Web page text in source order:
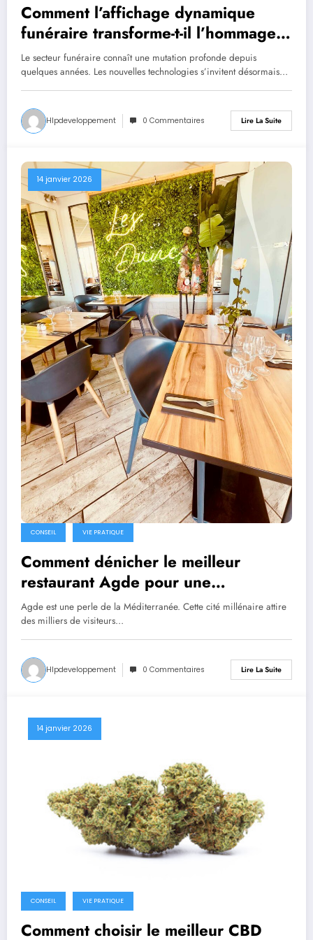
Comment l’affichage dynamique
funéraire transforme-t-il l’hommage
aux défunts ?
Le secteur funéraire connaît une mutation profonde depuis
quelques années. Les nouvelles technologies s’invitent désormais…
Hlpdeveloppement 0 Commentaires Lire La Suite
14 janvier 2026
CONSEIL VIE PRATIQUE
Comment dénicher le meilleur
restaurant Agde pour une
expérience culinaire inoubliable ?
Agde est une perle de la Méditerranée. Cette cité millénaire attire
des milliers de visiteurs…
Hlpdeveloppement 0 Commentaires Lire La Suite
14 janvier 2026
CONSEIL VIE PRATIQUE
Comment choisir le meilleur CBD